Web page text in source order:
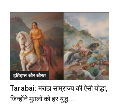
इतिहास और औरत
Tarabai: मराठा साम्राज्य की ऐसी योद्धा,
जिन्होंने मुग़लों को हर युद्ध...